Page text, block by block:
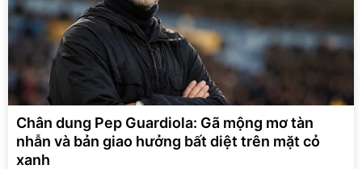
Chân dung Pep Guardiola: Gã mộng mơ tàn
nhẫn và bản giao hưởng bất diệt trên mặt cỏ
xanh